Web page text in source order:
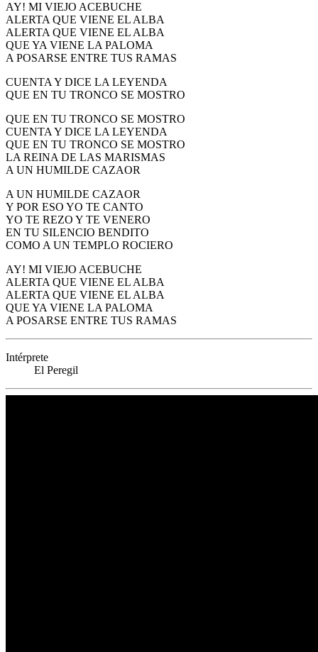
AY! MI VIEJO ACEBUCHE
ALERTA QUE VIENE EL ALBA
ALERTA QUE VIENE EL ALBA
QUE YA VIENE LA PALOMA
A POSARSE ENTRE TUS RAMAS
CUENTA Y DICE LA LEYENDA
QUE EN TU TRONCO SE MOSTRO
QUE EN TU TRONCO SE MOSTRO
CUENTA Y DICE LA LEYENDA
QUE EN TU TRONCO SE MOSTRO
LA REINA DE LAS MARISMAS
A UN HUMILDE CAZAOR
A UN HUMILDE CAZAOR
Y POR ESO YO TE CANTO
YO TE REZO Y TE VENERO
EN TU SILENCIO BENDITO
COMO A UN TEMPLO ROCIERO
AY! MI VIEJO ACEBUCHE
ALERTA QUE VIENE EL ALBA
ALERTA QUE VIENE EL ALBA
QUE YA VIENE LA PALOMA
A POSARSE ENTRE TUS RAMAS
Intérprete
El Peregil